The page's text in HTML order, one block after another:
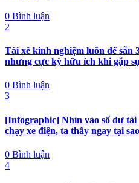
0 Bình luận
2
Tài xế kinh nghiệm luôn để sẵn
nhưng cực kỳ hữu ích khi gặp
0 Bình luận
3
[Infographic] Nhìn vào số dư tài
chạy xe điện, ta thấy ngay tại
0 Bình luận
4